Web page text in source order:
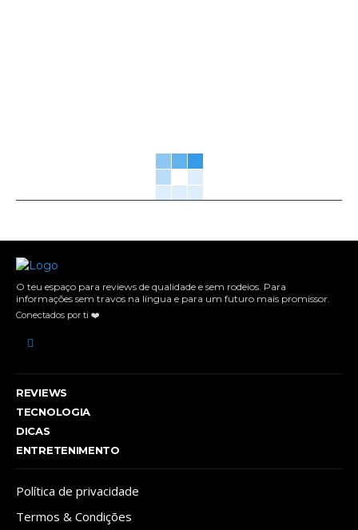
O teu espaço para reviews de qualidade e sem rodeios. Para
informações sem travos na língua e para um futuro mais promissor.
Conectados por ti ❤️
REVIEWS
TECNOLOGIA
DICAS
ENTRETENIMENTO
Política de privacidade
Termos & Condições